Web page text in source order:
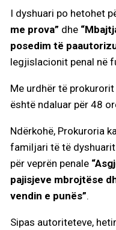
I dyshuari po hetohet
me prova” dhe
posedim të
legjislacionit penal në
Me urdhër të
është ndaluar për 48
Ndërkohë, Prokuroria
familjari të të
për veprën penale
pajisjeve mbrojtëse
vendin e punës”.
Sipas autoriteteve,